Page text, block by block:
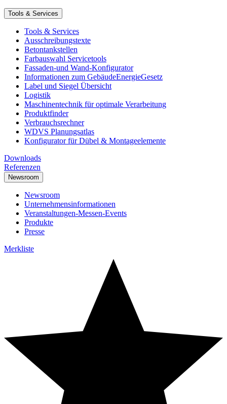
Tools & Services
Tools & Services
Ausschreibungstexte
Betontankstellen
Farbauswahl Servicetools
Fassaden-und Wand-Konfigurator
Informationen zum GebäudeEnergieGesetz
Label und Siegel Übersicht
Logistik
Maschinentechnik für optimale Verarbeitung
Produktfinder
Verbrauchsrechner
WDVS Planungsatlas
Konfigurator für Dübel & Montageelemente
Downloads
Referenzen
Newsroom
Newsroom
Unternehmensinformationen
Veranstaltungen-Messen-Events
Produkte
Presse
Merkliste